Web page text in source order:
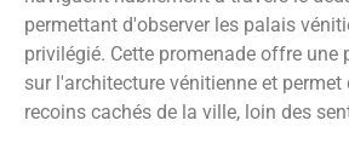
permettant d'observer les palais
privilégié. Cette promenade offre une
sur l'architecture vénitienne et permet
recoins cachés de la ville, loin des